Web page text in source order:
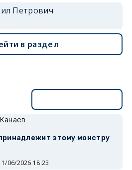
Петрович
в раздел
этому монстру
06/2026 18:23